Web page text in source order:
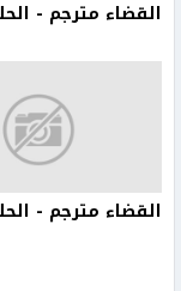
القضاء مترجم -
القضاء مترجم -